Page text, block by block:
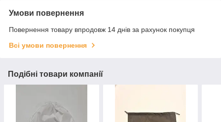
Умови повернення
Повернення товару впродовж 14 днів за рахунок покупця
Всі умови повернення
Подібні товари компанії